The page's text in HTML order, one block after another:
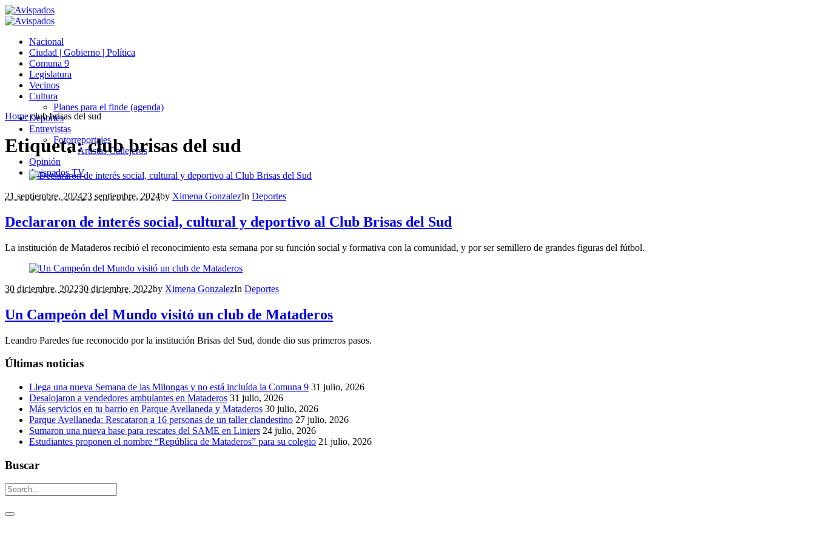
Nacional
Ciudad | Gobierno | Política
Comuna 9
Legislatura
Vecinos
Cultura
Planes para el finde (agenda)
Deportes
Entrevistas
Fotorreportajes
Artistas Callejeros
Opinión
Avispados TV
Home club brisas del sud
Etiqueta:club brisas del sud
21 septiembre, 202423 septiembre, 2024by Ximena GonzalezIn Deportes
Declararon de interés social, cultural y deportivo al Club Brisas del Sud
La institución de Mataderos recibió el reconocimiento esta semana por su función social y formativa con la comunidad, y por ser semillero de grandes figuras del fútbol.
30 diciembre, 202230 diciembre, 2022by Ximena GonzalezIn Deportes
Un Campeón del Mundo visitó un club de Mataderos
Leandro Paredes fue reconocido por la institución Brisas del Sud, donde dio sus primeros pasos.
Últimas noticias
Llega una nueva Semana de las Milongas y no está incluída la Comuna 9 31 julio, 2026
Desalojaron a vendedores ambulantes en Mataderos 31 julio, 2026
Más servicios en tu barrio en Parque Avellaneda y Mataderos 30 julio, 2026
Parque Avellaneda: Rescataron a 16 personas de un taller clandestino 27 julio, 2026
Sumaron una nueva base para rescates del SAME en Liniers 24 julio, 2026
Estudiantes proponen el nombre “República de Mataderos” para su colegio 21 julio, 2026
Buscar